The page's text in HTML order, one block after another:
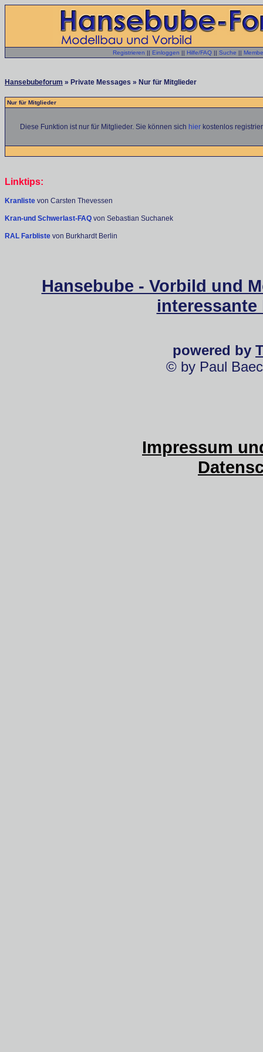
Registrieren || Einloggen || Hilfe/FAQ || Suche ||
Hansebubeforum » Private Messages » Nur für Mitglieder
Nur für Mitglieder
Diese Funktion ist nur für Mitglieder. Sie können sich hier kostenlos
Linktips:
Kranliste von Carsten Thevessen
Kran-und Schwerlast-FAQ von Sebastian Suchanek
RAL Farbliste von Burkhardt Berlin
Hansebube - Vorbild und
powered by
© by Paul
Impressum